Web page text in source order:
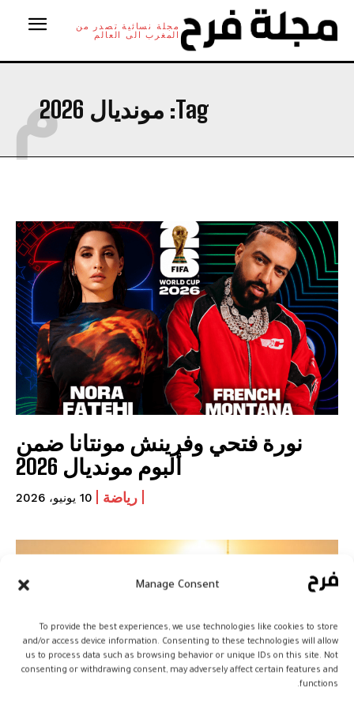
Manage Consent
To provide the best experiences, we use technologies like cookies to store
and/or access device information. Consenting to these technologies will allow
us to process data such as browsing behavior or unique IDs on this site. Not
consenting or withdrawing consent, may adversely affect certain features and
functions.
مجلة نسائية تصدر من
المغرب الى العالم
Tag: مونديال 2026 م
نورة فتحي وفرينش مونتانا ضمن
ألبوم مونديال 2026
رياضة 10 يونيو، 2026